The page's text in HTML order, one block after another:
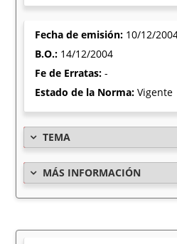
Fecha de emisión: 10/12/
B.O.: 14/12/2004
Fe de Erratas:-
Estado de la Norma:Vigente
TEMA
MÁS INFORMACIÓN